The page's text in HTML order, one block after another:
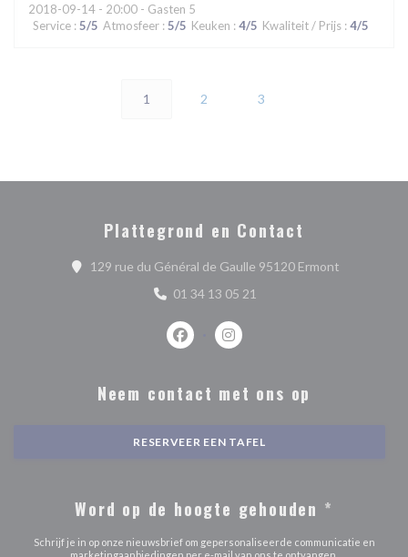
2018-09-14 - 20:00 - Gasten 5
Service : 5/5 Atmosfeer : 5/5 Keuken : 4/5 Kwaliteit / Prijs : 4/5
1 2 3
Plattegrond en Contact
129 rue du Général de Gaulle 95120 Ermont((opent in
01 34 13 05 21
Facebook ((opent in een nieuw
Instagram ((opent in een
Neem contact met ons op
RESERVEER EEN TAFEL
Word op de hoogte gehouden *
Schrijf je in op onze nieuwsbrief om gepersonaliseerde communicatie en